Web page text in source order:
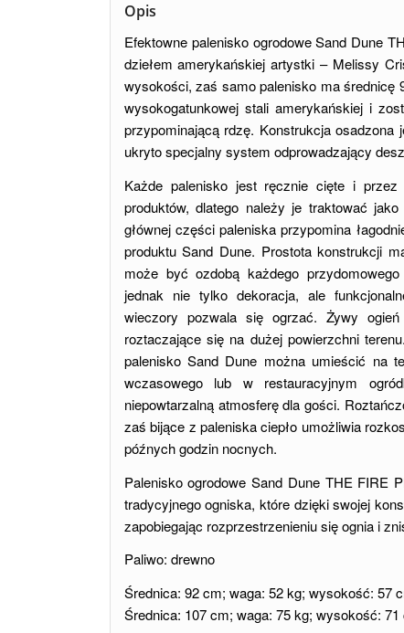
Opis
Efektowne palenisko ogrodowe Sand Dune
dziełem amerykańskiej artystki – Melissy
wysokości, zaś samo palenisko ma średnicę
wysokogatunkowej stali amerykańskiej i
przypominającą rdzę. Konstrukcja
ukryto specjalny system odprowadzający
Każde palenisko jest ręcznie cięte i
produktów, dlatego należy je traktować
głównej części paleniska przypomina
produktu Sand Dune. Prostota konstrukcji
może być ozdobą każdego
jednak nie tylko dekoracja, ale
wieczory pozwala się ogrzać. Żywy
roztaczające się na dużej powierzchni
palenisko Sand Dune można umieścić na
wczasowego lub w restauracyjnym
niepowtarzalną atmosferę dla gości.
zaś bijące z paleniska ciepło umożliwia
późnych godzin nocnych.
Palenisko ogrodowe Sand Dune THE FIRE
tradycyjnego ogniska, które dzięki swojej
zapobiegając rozprzestrzenieniu się ognia i
Paliwo: drewno
Średnica: 92 cm; waga: 52 kg; wysokość: 57
Średnica: 107 cm; waga: 75 kg; wysokość: 71